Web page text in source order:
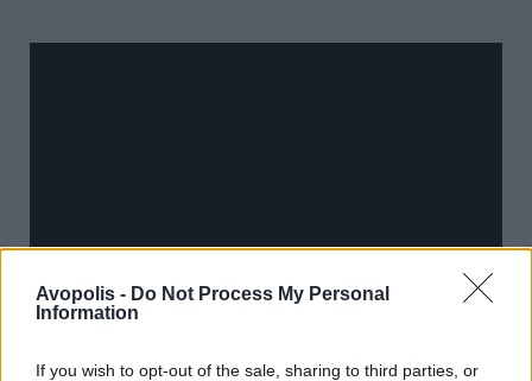
Avopolis - Do Not Process My Personal
Information
If you wish to opt-out of the sale, sharing to third parties, or